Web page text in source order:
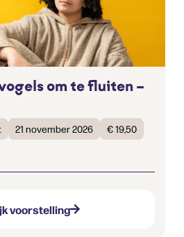
om te fluiten –
21 november 2026
€ 19,50
voorstelling